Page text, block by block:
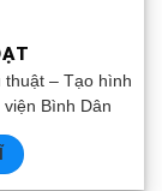
thuật – Tạo hình
Bình Dân